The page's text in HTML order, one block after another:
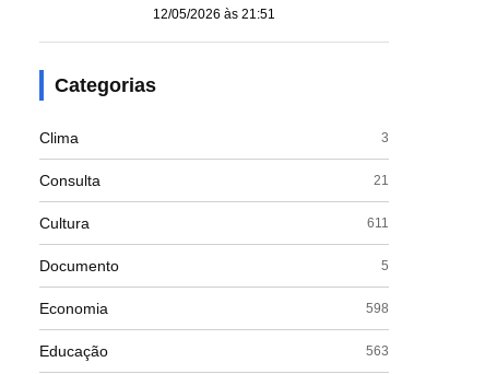
12/05/2026 às 21:51
Categorias
Clima 3
Consulta 21
Cultura 611
Documento 5
Economia 598
Educação 563